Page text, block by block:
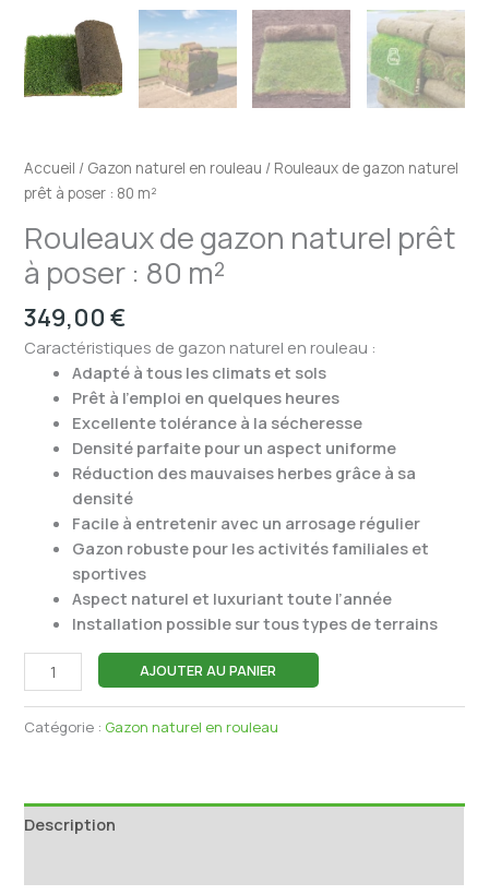
Accueil / Gazon naturel en rouleau / Rouleaux de gazon naturel
prêt à poser : 80 m²
Rouleaux de gazon naturel prêt
à poser : 80 m²
349,00€
Caractéristiques de gazon naturel en rouleau :
Adapté à tous les climats et sols
Prêt à l’emploi en quelques heures
Excellente tolérance à la sécheresse
Densité parfaite pour un aspect uniforme
Réduction des mauvaises herbes grâce à sa
densité
Facile à entretenir avec un arrosage régulier
Gazon robuste pour les activités familiales et
sportives
Aspect naturel et luxuriant toute l’année
Installation possible sur tous types de terrains
AJOUTER AU PANIER
Catégorie : Gazon naturel en rouleau
Description